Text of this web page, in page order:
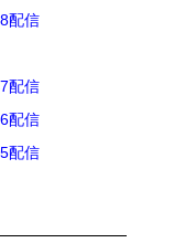
配信
配信
配信
配信